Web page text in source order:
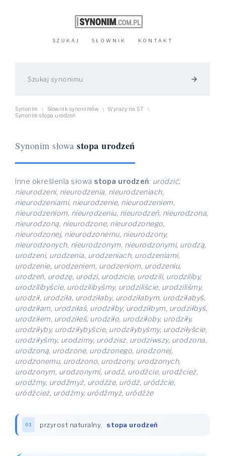
SZUKAJ SŁOWNIK KONTAKT
arrow_forward
Synonim \ Słownik synonimów \ Wyrazy na ST \
Synonim stopa urodzeń
Synonim słowa stopa urodzeń
Inne określenia słowa stopa urodzeń: urodzić,
nieurodzeni, nieurodzenia, nieurodzeniach,
nieurodzeniami, nieurodzenie, nieurodzeniem,
nieurodzeniom, nieurodzeniu, nieurodzeń, nieurodzona,
nieurodzoną, nieurodzone, nieurodzonego,
nieurodzonej, nieurodzonemu, nieurodzony,
nieurodzonych, nieurodzonym, nieurodzonymi, urodzą,
urodzeni, urodzenia, urodzeniach, urodzeniami,
urodzenie, urodzeniem, urodzeniom, urodzeniu,
urodzeń, urodzę, urodzi, urodzicie, urodzili, urodziliby,
urodzilibyście, urodzilibyśmy, urodziliście, urodziliśmy,
urodził, urodziła, urodziłaby, urodziłabym, urodziłabyś,
urodziłam, urodziłaś, urodziłby, urodziłbym, urodziłbyś,
urodziłem, urodziłeś, urodziło, urodziłoby, urodziły,
urodziłyby, urodziłybyście, urodziłybyśmy, urodziłyście,
urodziłyśmy, urodzimy, urodzisz, urodziwszy, urodzona,
urodzoną, urodzone, urodzonego, urodzonej,
urodzonemu, urodzono, urodzony, urodzonych,
urodzonym, urodzonymi, urodź, urodźcie, urodźcież,
urodźmy, urodźmyż, urodźże, uródź, uródźcie,
uródźcież, uródźmy, uródźmyż, uródźże
01 przyrost naturalny, stopa urodzeń